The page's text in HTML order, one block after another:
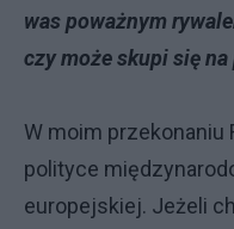
was poważnym
czy może skupi się
W moim przekonaniu
polityce
europejskiej. Jeżeli